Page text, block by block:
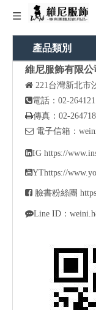
產品類別
維尼服飾有限公
 221台灣新北市
電話：02-
傳真：02-
 電子信箱：
IG https://
YThttps://
 臉書粉絲團
Line ID：